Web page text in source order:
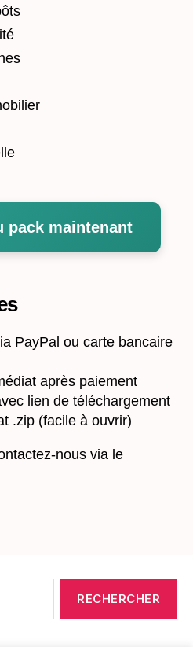
pack maintenant
PayPal ou carte bancaire
après paiement
lien de téléchargement
.zip (facile à ouvrir)
nous via le